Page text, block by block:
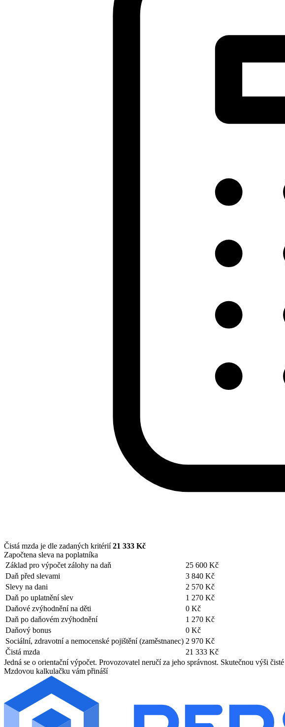
Čistá mzda je dle zadaných kritérií21 333 Kč
Započtena sleva na poplatníka
Základ pro výpočet zálohy na daň
25 600 Kč
Daň před slevami
3 840 Kč
Slevy na dani
2 570 Kč
Daň po uplatnění slev
1 270 Kč
Daňové zvýhodnění na děti
0 Kč
Daň po daňovém zvýhodnění
1 270 Kč
Daňový bonus
0 Kč
Sociální, zdravotní a nemocenské pojištění (zaměstnanec) 2 970 Kč
Čistá mzda
21 333 Kč
Jedná se o orientační výpočet. Provozovatel neručí za jeho správnost. Skutečnou výši
Mzdovou kalkulačku vám přináší